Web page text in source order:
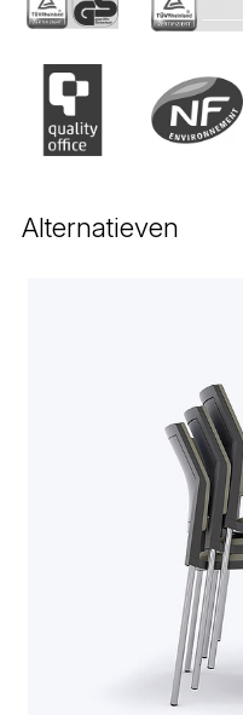
Alternatieven